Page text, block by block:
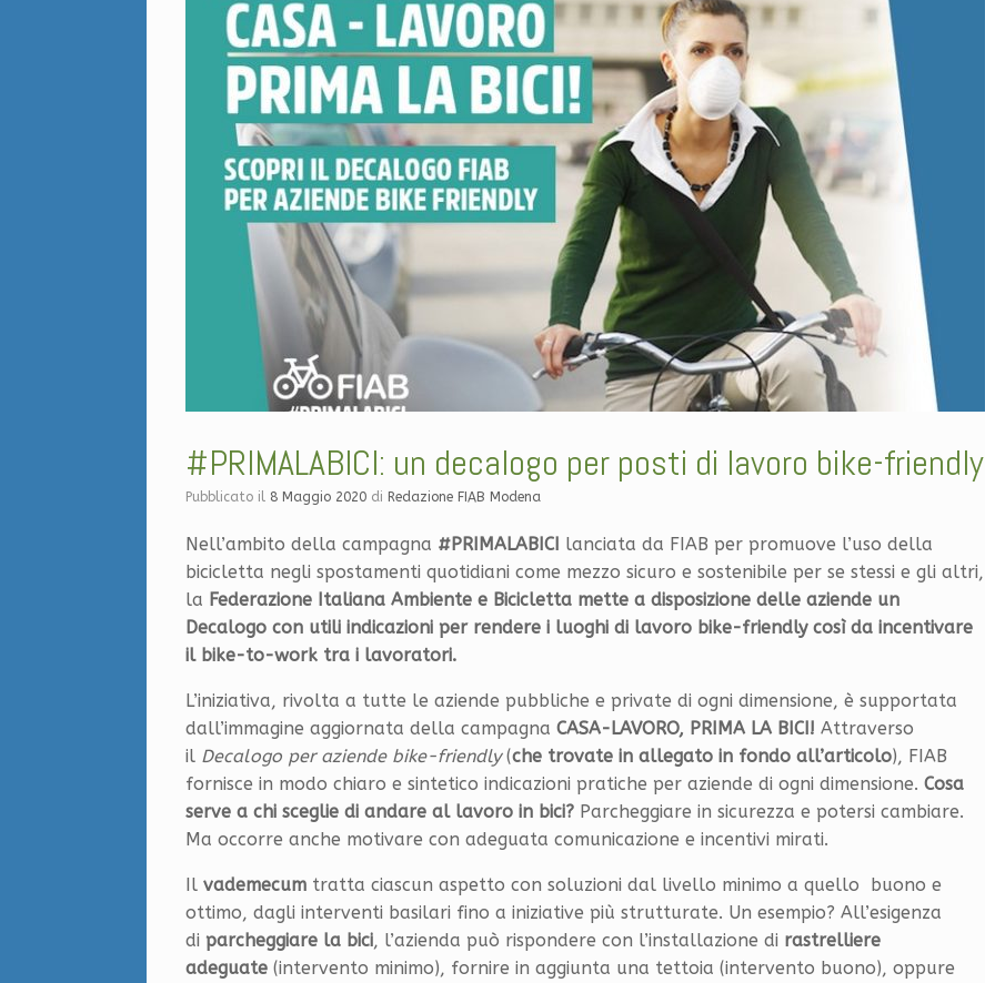
#PRIMALABICI: un decalogo per posti di lavoro bike-friendly
Pubblicato il 8 Maggio 2020 di Redazione FIAB Modena
Nell’ambito della campagna #PRIMALABICI lanciata da FIAB per promuove l’uso della
bicicletta negli spostamenti quotidiani come mezzo sicuro e sostenibile per se stessi e gli altri,
la Federazione Italiana Ambiente e Bicicletta mette a disposizione delle aziende un
Decalogo con utili indicazioni per rendere i luoghi di lavoro bike-friendly così da incentivare
il bike-to-work tra i lavoratori.
L’iniziativa, rivolta a tutte le aziende pubbliche e private di ogni dimensione, è supportata
dall’immagine aggiornata della campagna CASA-LAVORO, PRIMA LA BICI! Attraverso
il Decalogo per aziende bike-friendly(che trovate in allegato in fondo all’articolo), FIAB
fornisce in modo chiaro e sintetico indicazioni pratiche per aziende di ogni dimensione. Cosa
serve a chi sceglie di andare al lavoro in bici? Parcheggiare in sicurezza e potersi cambiare.
Ma occorre anche motivare con adeguata comunicazione e incentivi mirati.
Il vademecum tratta ciascun aspetto con soluzioni dal livello minimo a quello buono e
ottimo, dagli interventi basilari fino a iniziative più strutturate. Un esempio? All’esigenza
di parcheggiare la bici, l’azienda può rispondere con l’installazione di rastrelliere
adeguate (intervento minimo), fornire in aggiunta una tettoia (intervento buono), oppure